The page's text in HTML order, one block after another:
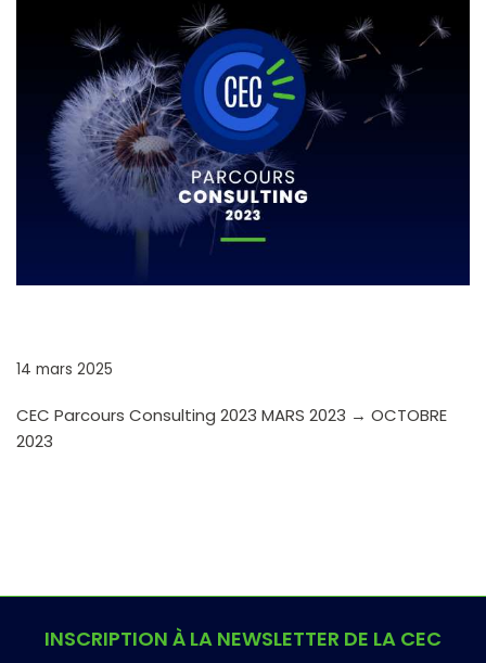
14 mars 2025
CEC Parcours Consulting 2023 MARS 2023 → OCTOBRE
2023
INSCRIPTION À LA NEWSLETTER DE LA CEC